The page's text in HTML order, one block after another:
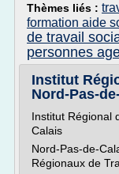
Thèmes liés :
formation aide
de travail
personnes
Institut
Nord-Pas-
Institut Régional
Calais
Nord-Pas-de-
Régionaux de